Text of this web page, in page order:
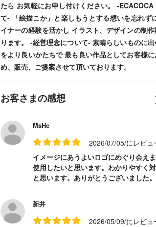
たら お気軽にお申し付けください。 -
て- 「絵描こか」と楽しもうとする想いを忘れず
イナーの経験を活かし イラスト、デザインの制
ります。 -経営理念について- 素晴らしいものに
をより良いかたちで 最も良い作品としてお客様
め、販売、ご提案させて頂いております。
お客さまの感想
MsHc
2026/07/05/にレビュ
イメージにあうよいロゴにめぐり会え
使用したいと思います。わかりやすく
と思います。ありがとうございました。
新井
2026/05/09/にレビュ